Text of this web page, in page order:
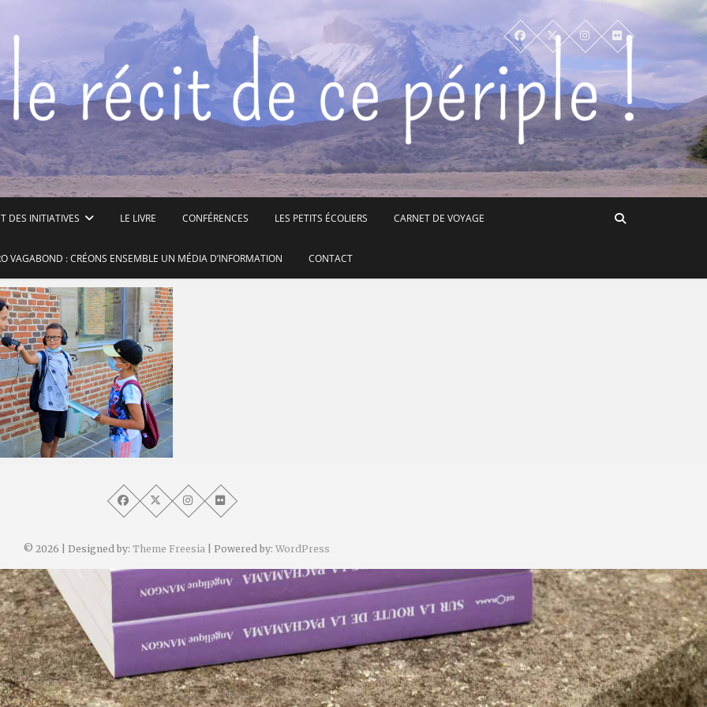
DES INITIATIVES LE LIVRE CONFÉRENCES LES PETITS ÉCOLIERS CARNET DE VOYAGE
VAGABOND : CRÉONS ENSEMBLE UN MÉDIA D’INFORMATION CONTACT
© 2026 | Designed by: Theme Freesia | Powered by: WordPress